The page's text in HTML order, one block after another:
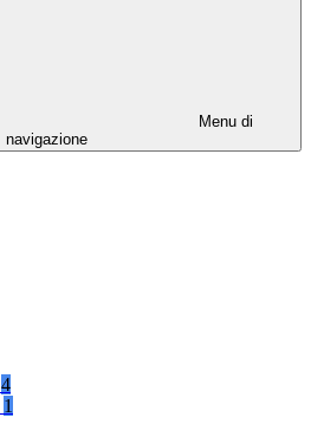
Menu di
navigazione
4
1